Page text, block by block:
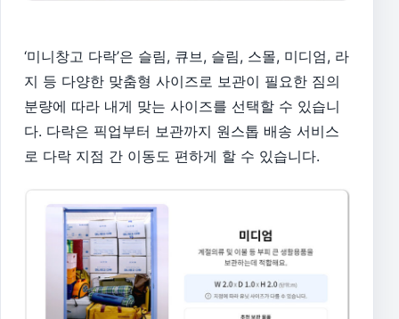
‘미니창고 다락’은 슬림, 큐브, 슬림, 스몰, 미디엄, 라
지 등 다양한 맞춤형 사이즈로 보관이 필요한 짐의
분량에 따라 내게 맞는 사이즈를 선택할 수 있습니
다. 다락은 픽업부터 보관까지 원스톱 배송 서비스
로 다락 지점 간 이동도 편하게 할 수 있습니다.